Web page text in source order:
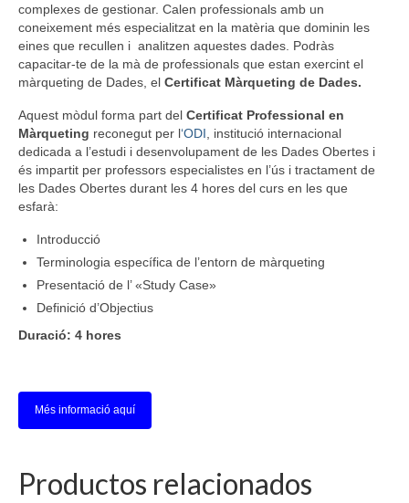
complexes de gestionar. Calen professionals amb un
coneixement més especialitzat en la matèria que dominin les
eines que recullen i analitzen aquestes dades. Podràs
capacitar-te de la mà de professionals que estan exercint el
màrqueting de Dades, el Certificat Màrqueting de Dades.
Aquest mòdul forma part del Certificat Professional en
Màrqueting reconegut per l‘ODI, institució internacional
dedicada a l’estudi i desenvolupament de les Dades Obertes i
és impartit per professors especialistes en l’ús i tractament de
les Dades Obertes durant les 4 hores del curs en les que
esfarà:
Introducció
Terminologia específica de l’entorn de màrqueting
Presentació de l’ «Study Case»
Definició d’Objectius
Duració: 4 hores
Més informació aquí
Productos relacionados